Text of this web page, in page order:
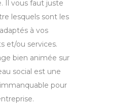
Il vous faut juste
lesquels sont les
à vos
et/ou services.
bien animée sur
social est une
pour